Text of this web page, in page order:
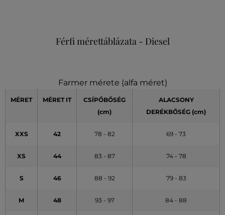
Férfi mérettáblázata - Diesel
Farmer mérete (alfa méret)
MÉRET MÉRET IT
CSÍPŐBŐSÉG
(cm)
ALACSONY
DERÉKBŐSÉG (cm)
XXS 42 78 - 82 69 - 73
XS 44 83 - 87 74 - 78
S 46 88 - 92 79 - 83
M 48 93 - 97 84 - 88